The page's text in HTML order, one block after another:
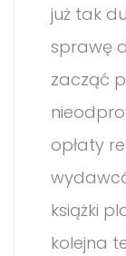
już tak
sprawę
zacząć
opłaty
książki
kolejna